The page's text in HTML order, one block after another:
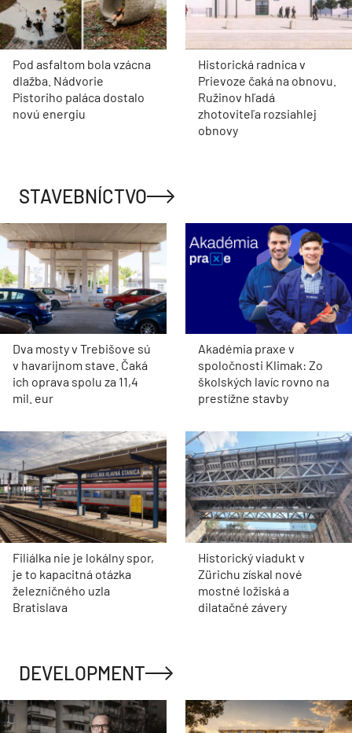
Pod asfaltom bola vzácna
dlažba. Nádvorie
Pistoriho paláca dostalo
novú energiu
Historická radnica v
Prievoze čaká na obnovu.
Ružinov hľadá
zhotoviteľa rozsiahlej
obnovy
STAVEBNÍCTVO
Dva mosty v Trebišove sú
v havarijnom stave. Čaká
ich oprava spolu za 11,4
mil. eur
Akadémia praxe v
spoločnosti Klimak: Zo
školských lavíc rovno na
prestížne stavby
Filiálka nie je lokálny spor,
je to kapacitná otázka
železničného uzla
Bratislava
Historický viadukt v
Zürichu získal nové
mostné ložiská a
dilatačné závery
DEVELOPMENT